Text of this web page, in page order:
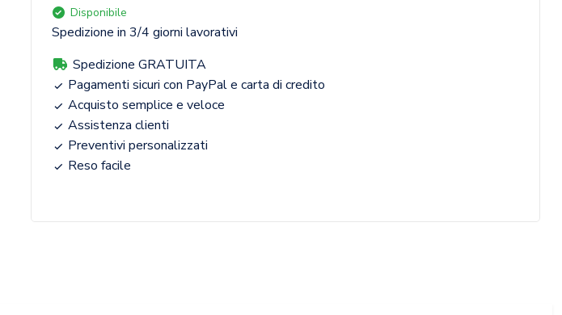
Disponibile
Spedizione in 3/4 giorni lavorativi
Spedizione GRATUITA
Pagamenti sicuri con PayPal e carta di credito
Acquisto semplice e veloce
Assistenza clienti
Preventivi personalizzati
Reso facile